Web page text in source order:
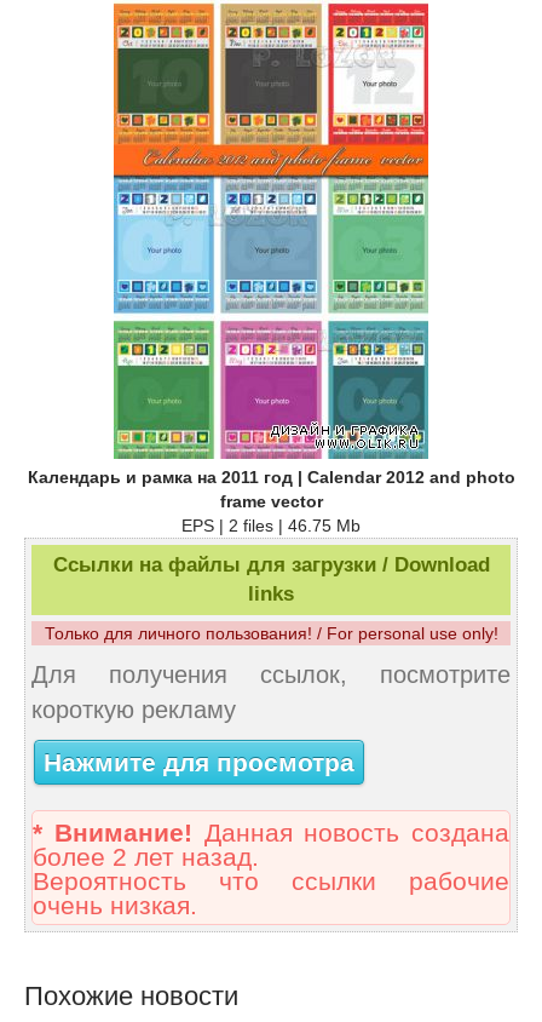
Календарь и рамка на 2011 год | Calendar 2012 and photo
frame vector
EPS | 2 files | 46.75 Mb
Ссылки на файлы для загрузки / Download
links
Только для личного пользования! / For personal use only!
Для получения ссылок, посмотрите
короткую рекламу
Нажмите для просмотра
* Внимание! Данная новость создана
более 2 лет назад.
Вероятность что ссылки рабочие
очень низкая.
Похожие новости